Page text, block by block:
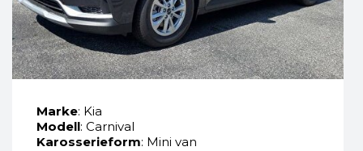
Marke: Kia
Modell: Carnival
Karosserieform: Mini van